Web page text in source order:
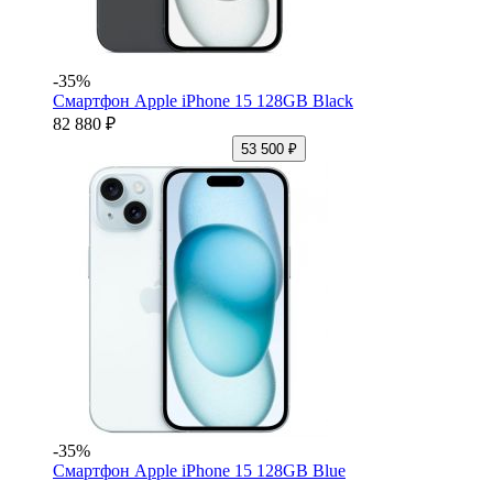
-35%
Смартфон Apple iPhone 15 128GB Black
82 880 ₽
53 500 ₽
-35%
Смартфон Apple iPhone 15 128GB Blue